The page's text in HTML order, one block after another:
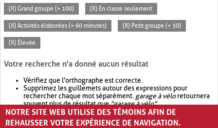
(X) Grand groupe (> 100) (X) En classe seulement
(X) Activités élaborées (> 60 minutes) (X) Petit groupe (< 30)
(X) Élevée
Votre recherche n'a donné aucun résultat
Vérifiez que l'orthographe est correcte.
Supprimez les guillemets autour des expressions pour
rechercher chaque mot séparément. garage à véloretournera
souvent plus de résultat que"garage à vélo".
Envisagez d'élargir votre recherche avec OR.garage OR vélo
retournera souvent plus de résultat quegarage à vélo
NOTRE SITE WEB UTILISE DES TÉMOINS AFIN DE
REHAUSSER VOTRE EXPÉRIENCE DE NAVIGATION.